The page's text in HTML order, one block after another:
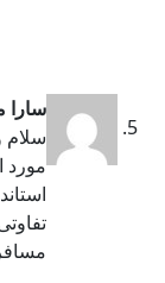
سارا
سلام
مورد